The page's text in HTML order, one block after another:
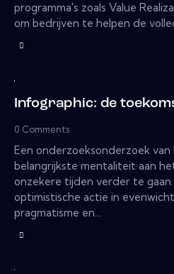
programma's zoals Value
om bedrijven te helpen de
Infographic: de
0 Comments
Een onderzoeksonderzoek
belangrijkste mentaliteit aan
onzekere tijden verder te
optimistische actie in
pragmatisme en…